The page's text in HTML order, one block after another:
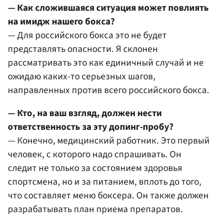
— Как сложившаяся ситуация может повлиять
на имидж нашего бокса?
— Для российского бокса это не будет
представлять опасности. Я склонен
рассматривать это как единичный случай и не
ожидаю каких-то серьезных шагов,
направленных против всего российского бокса.
— Кто, на ваш взгляд, должен нести
ответственность за эту допинг-пробу?
— Конечно, медицинский работник. Это первый
человек, с которого надо спрашивать. Он
следит не только за состоянием здоровья
спортсмена, но и за питанием, вплоть до того,
что составляет меню боксера. Он также должен
разрабатывать план приема препаратов.